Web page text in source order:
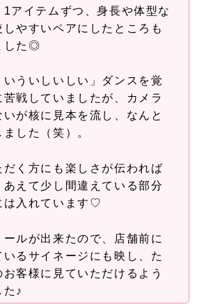
1アイテムずつ、身長や体型な
しやすいペアにしたところも
した◎
いういしいしい」ダンスを覚
苦戦していましたが、カメラ
いが核に見本を流し、なんと
した（笑）。
だく方にも楽しさが伝われば
あえて少し間違えている部分
は入れています♡
ールが出来たので、店舗前に
いるサイネージにも映し、た
お客様に見ていただけるよう
た♪